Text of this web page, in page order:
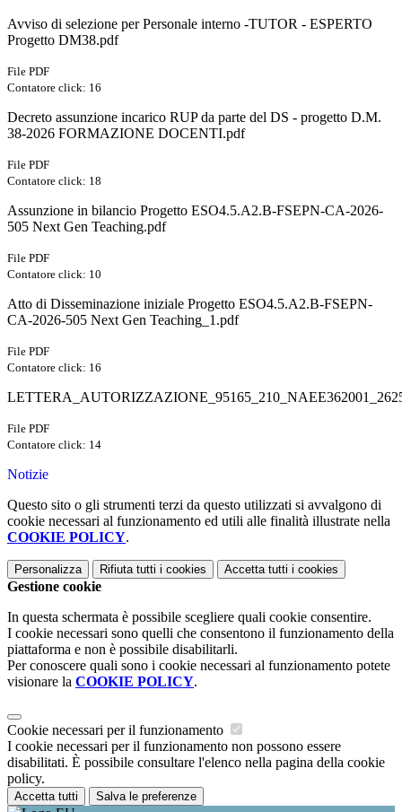
Avviso di selezione per Personale interno -TUTOR - ESPERTO
Progetto DM38.pdf
File PDF
Contatore click: 16
Decreto assunzione incarico RUP da parte del DS - progetto D.M.
38-2026 FORMAZIONE DOCENTI.pdf
File PDF
Contatore click: 18
Assunzione in bilancio Progetto ESO4.5.A2.B-FSEPN-CA-2026-
505 Next Gen Teaching.pdf
File PDF
Contatore click: 10
Atto di Disseminazione iniziale Progetto ESO4.5.A2.B-FSEPN-
CA-2026-505 Next Gen Teaching_1.pdf
File PDF
Contatore click: 16
File PDF
Contatore click: 14
Notizie
Questo sito o gli strumenti terzi da questo utilizzati si avvalgono di
cookie necessari al funzionamento ed utili alle finalità illustrate nella
COOKIE POLICY.
Personalizza Rifiuta tutti i cookies Accetta tutti i cookies
Gestione cookie
In questa schermata è possibile scegliere quali cookie consentire.
I cookie necessari sono quelli che consentono il funzionamento della
piattaforma e non è possibile disabilitarli.
Per conoscere quali sono i cookie necessari al funzionamento potete
visionare la COOKIE POLICY.
Cookie necessari per il funzionamento
I cookie necessari per il funzionamento non possono essere
disabilitati. È possibile consultare l'elenco nella pagina della cookie
policy.
Accetta tutti Salva le preferenze